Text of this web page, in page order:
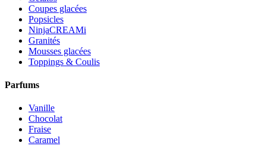
Coupes glacées
Popsicles
NinjaCREAMi
Granités
Mousses glacées
Toppings & Coulis
Parfums
Vanille
Chocolat
Fraise
Caramel